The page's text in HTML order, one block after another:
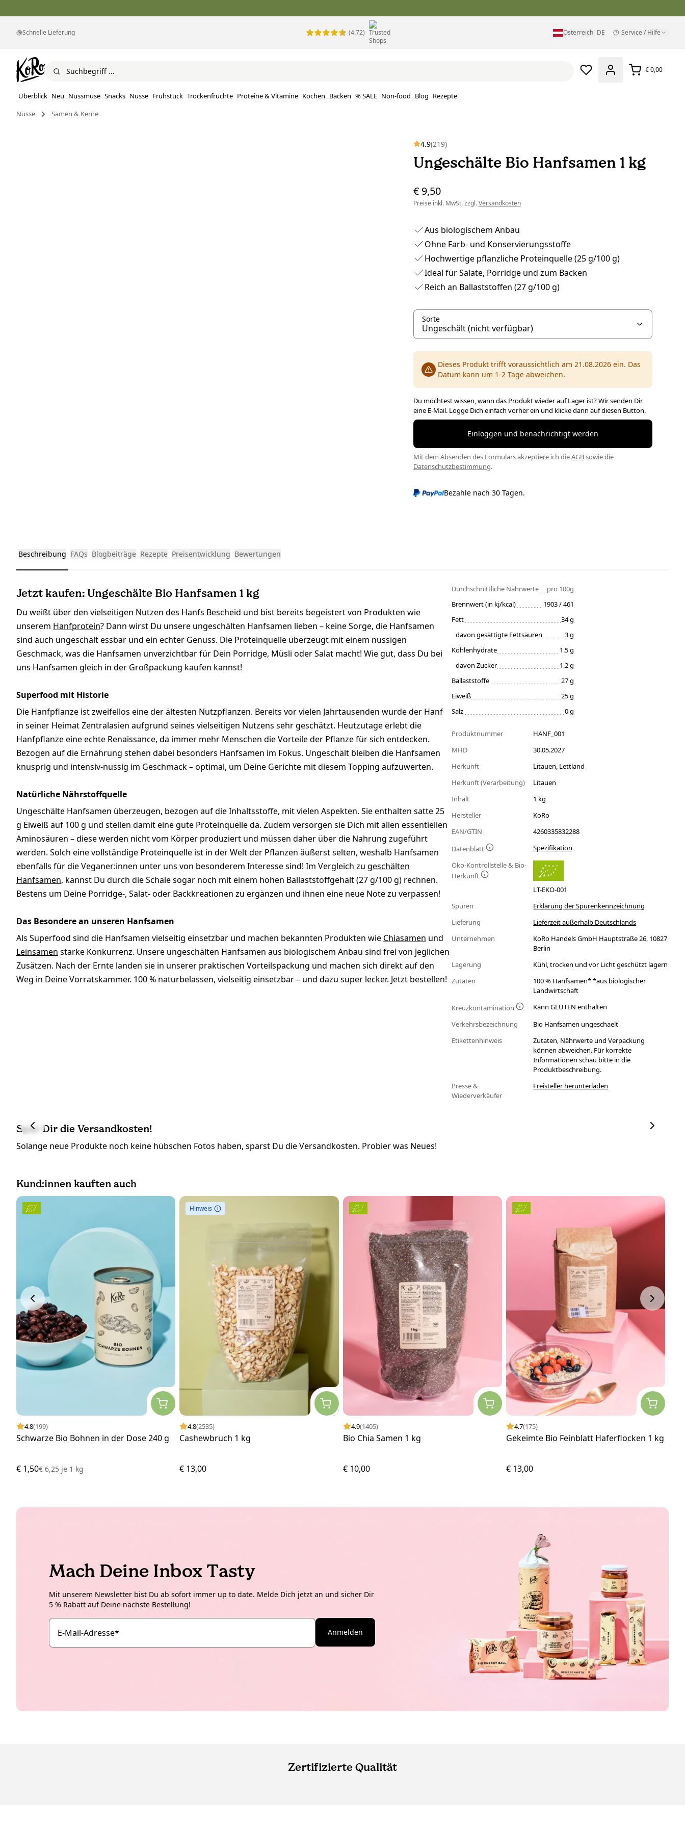
Schnelle Lieferung (4.72) Österreich| DE Service / Hilfe
€ 0,00
Überblick Neu Nussmuse Snacks Nüsse Frühstück Trockenfrüchte Proteine ​​& Vitamine Kochen Backen % SALE Non-food Blog Rezepte
Nüsse
Samen & Kerne
4.9(219)
Ungeschälte Bio Hanfsamen 1 kg
€ 9,50
Preise inkl. MwSt. zzgl.Versandkosten
Aus biologischem Anbau
Ohne Farb- und Konservierungsstoffe
Hochwertige pflanzliche Proteinquelle (25 g/100 g)
Ideal für Salate, Porridge und zum Backen
Reich an Ballaststoffen (27 g/100 g)
Sorte
Dieses Produkt trifft voraussichtlich am 21.08.2026 ein. Das
Datum kann um 1-2 Tage abweichen.
Du möchtest wissen, wann das Produkt wieder auf Lager ist? Wir senden Dir
eine E-Mail. Logge Dich einfach vorher ein und klicke dann auf diesen Button.
Einloggen und benachrichtigt werden
Mit dem Absenden des Formulars akzeptiere ich dieAGBsowie die
Datenschutzbestimmung.
Bezahle nach 30 Tagen.
Beschreibung FAQs Blogbeiträge Rezepte Preisentwicklung Bewertungen
Jetzt kaufen: Ungeschälte Bio Hanfsamen 1 kg
Du weißt über den vielseitigen Nutzen des Hanfs Bescheid und bist bereits begeistert von Produkten wie
unserem Hanfprotein? Dann wirst Du unsere ungeschälten Hanfsamen lieben – keine Sorge, die Hanfsamen
sind auch ungeschält essbar und ein echter Genuss. Die Proteinquelle überzeugt mit einem nussigen
Geschmack, was die Hanfsamen unverzichtbar für Dein Porridge, Müsli oder Salat macht! Wie gut, dass Du bei
uns Hanfsamen gleich in der Großpackung kaufen kannst!
Superfood mit Historie
Die Hanfpflanze ist zweifellos eine der ältesten Nutzpflanzen. Bereits vor vielen Jahrtausenden wurde der Hanf
in seiner Heimat Zentralasien aufgrund seines vielseitigen Nutzens sehr geschätzt. Heutzutage erlebt die
Hanfpflanze eine echte Renaissance, da immer mehr Menschen die Vorteile der Pflanze für sich entdecken.
Bezogen auf die Ernährung stehen dabei besonders Hanfsamen im Fokus. Ungeschält bleiben die Hanfsamen
knusprig und intensiv-nussig im Geschmack – optimal, um Deine Gerichte mit diesem Topping aufzuwerten.
Natürliche Nährstoffquelle
Ungeschälte Hanfsamen überzeugen, bezogen auf die Inhaltsstoffe, mit vielen Aspekten. Sie enthalten satte 25
g Eiweiß auf 100 g und stellen damit eine gute Proteinquelle da. Zudem versorgen sie Dich mit allen essentiellen
Aminosäuren – diese werden nicht vom Körper produziert und müssen daher über die Nahrung zugeführt
werden. Solch eine vollständige Proteinquelle ist in der Welt der Pflanzen äußerst selten, weshalb Hanfsamen
ebenfalls für die Veganer:innen unter uns von besonderem Interesse sind! Im Vergleich zu geschälten
Hanfsamen, kannst Du durch die Schale sogar noch mit einem hohen Ballaststoffgehalt (27 g/100 g) rechnen.
Bestens um Deine Porridge-, Salat- oder Backkreationen zu ergänzen und ihnen eine neue Note zu verpassen!
Das Besondere an unseren Hanfsamen
Als Superfood sind die Hanfsamen vielseitig einsetzbar und machen bekannten Produkten wie Chiasamen und
Leinsamen starke Konkurrenz. Unsere ungeschälten Hanfsamen aus biologischem Anbau sind frei von jeglichen
Zusätzen. Nach der Ernte landen sie in unserer praktischen Vorteilspackung und machen sich direkt auf den
Weg in Deine Vorratskammer. 100 % naturbelassen, vielseitig einsetzbar – und dazu super lecker. Jetzt bestellen!
Durchschnittliche Nährwerte
pro 100g
Brennwert (in kj/kcal)
1903 / 461
Fett
34 g
davon gesättigte Fettsäuren
3 g
Kohlenhydrate
1.5 g
davon Zucker
1.2 g
Ballaststoffe
27 g
Eiweiß
25 g
Salz
0 g
Produktnummer
HANF_001
MHD
30.05.2027
Herkunft
Litauen, Lettland
Herkunft (Verarbeitung)
Litauen
Inhalt
1 kg
Hersteller
KoRo
EAN/GTIN
4260335832288
Datenblatt
Spezifikation
Öko-Kontrollstelle & Bio-
Herkunft
LT-EKO-001
Spuren
Erklärung der Spurenkennzeichnung
Lieferung
Lieferzeit außerhalb Deutschlands
Unternehmen
KoRo Handels GmbH Hauptstraße 26, 10827
Berlin
Lagerung
Kühl, trocken und vor Licht geschützt lagern
Zutaten
100 % Hanfsamen* *aus biologischer
Landwirtschaft
Kreuzkontamination
Kann GLUTEN enthalten
Verkehrsbezeichnung
Bio Hanfsamen ungeschaelt
Etikettenhinweis
Zutaten, Nährwerte und Verpackung
können abweichen. Für korrekte
Informationen schau bitte in die
Produktbeschreibung.
Presse &
Wiederverkäufer
Freisteller herunterladen
Spar Dir die Versandkosten!
Solange neue Produkte noch keine hübschen Fotos haben, sparst Du die Versandkosten. Probier was Neues!
Kund:innen kauften auch
4.8(199)
Schwarze Bio Bohnen in der Dose 240 g
€ 1,50€ 6,25 je 1 kg
Hinweis
4.8(2535)
Cashewbruch 1 kg
€ 13,00
4.9(1405)
Bio Chia Samen 1 kg
€ 10,00
4.7(175)
Gekeimte Bio Feinblatt Haferflocken 1 kg
€ 13,00
Mach Deine Inbox Tasty
Mit unserem Newsletter bist Du ab sofort immer up to date. Melde Dich jetzt an und sicher Dir
5 % Rabatt auf Deine nächste Bestellung!
E-Mail-Adresse* Anmelden
Zertifizierte Qualität